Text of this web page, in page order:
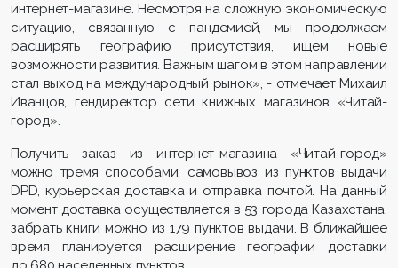
интернет-магазине. Несмотря на сложную экономическую
ситуацию, связанную с пандемией, мы продолжаем
расширять географию присутствия, ищем новые
возможности развития. Важным шагом в этом направлении
стал выход на международный рынок», - отмечает Михаил
Иванцов, гендиректор сети книжных магазинов «Читай-
город».
Получить заказ из интернет-магазина «Читай-город»
можно тремя способами: самовывоз из пунктов выдачи
DPD, курьерская доставка и отправка почтой. На данный
момент доставка осуществляется в 53 города Казахстана,
забрать книги можно из 179 пунктов выдачи. В ближайшее
время планируется расширение географии доставки